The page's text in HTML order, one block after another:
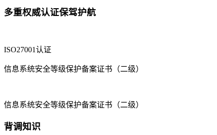
多重权威认证保驾护航
ISO27001认证
信息系统安全等级保护备案证书（二级）
信息系统安全等级保护备案证书（二级）
背调知识